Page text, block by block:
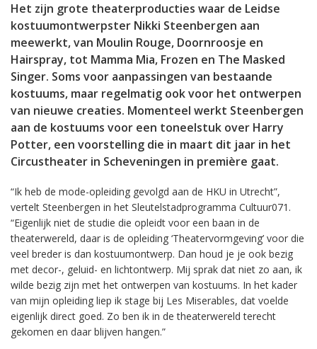
Het zijn grote theaterproducties waar de Leidse
kostuumontwerpster Nikki Steenbergen aan
meewerkt, van Moulin Rouge, Doornroosje en
Hairspray, tot Mamma Mia, Frozen en The Masked
Singer. Soms voor aanpassingen van bestaande
kostuums, maar regelmatig ook voor het ontwerpen
van nieuwe creaties. Momenteel werkt Steenbergen
aan de kostuums voor een toneelstuk over Harry
Potter, een voorstelling die in maart dit jaar in het
Circustheater in Scheveningen in première gaat.
“Ik heb de mode-opleiding gevolgd aan de HKU in Utrecht”,
vertelt Steenbergen in het Sleutelstadprogramma Cultuur071.
“Eigenlijk niet de studie die opleidt voor een baan in de
theaterwereld, daar is de opleiding ‘Theatervormgeving’ voor die
veel breder is dan kostuumontwerp. Dan houd je je ook bezig
met decor-, geluid- en lichtontwerp. Mij sprak dat niet zo aan, ik
wilde bezig zijn met het ontwerpen van kostuums. In het kader
van mijn opleiding liep ik stage bij Les Miserables, dat voelde
eigenlijk direct goed. Zo ben ik in de theaterwereld terecht
gekomen en daar blijven hangen.”